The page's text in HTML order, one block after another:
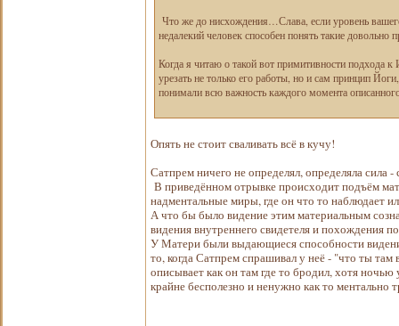
Что же до нисхождения…Слава, если уровень
недалекий человек способен понять такие довольно
Когда я читаю о такой вот примитивности
урезать не только его работы, но и сам принцип
понимали всю важность каждого момента
Опять не стоит сваливать всё в кучу!
Сатпрем ничего не определял, определяла сила
В приведённом отрывке происходит подъём
надментальные миры, где он что то наблюдает
А что бы было видение этим материальным
видения внутреннего свидетеля и похождения
У Матери были выдающиеся способности
то, когда Сатпрем спрашивал у неё - "что ты
описывает как он там где то бродил, хотя
крайне бесполезно и ненужно как то